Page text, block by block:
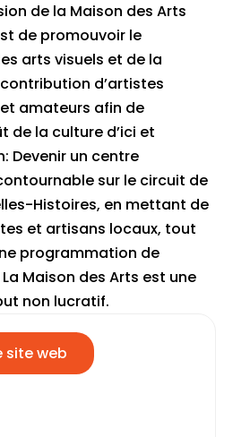
de la Maison des Arts
de promouvoir le
arts visuels et de la
d’artistes
amateurs afin de
de la culture d’ici et
Devenir un centre
sur le circuit de
Histoires, en mettant de
et artisans locaux, tout
programmation de
Maison des Arts est une
non lucratif.
site web